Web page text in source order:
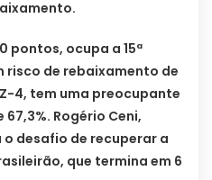
pontos, ocupa a 15ª
risco de rebaixamento de
Z-4, tem uma preocupante
Rogério Ceni,
desafio de recuperar a
que termina em 6